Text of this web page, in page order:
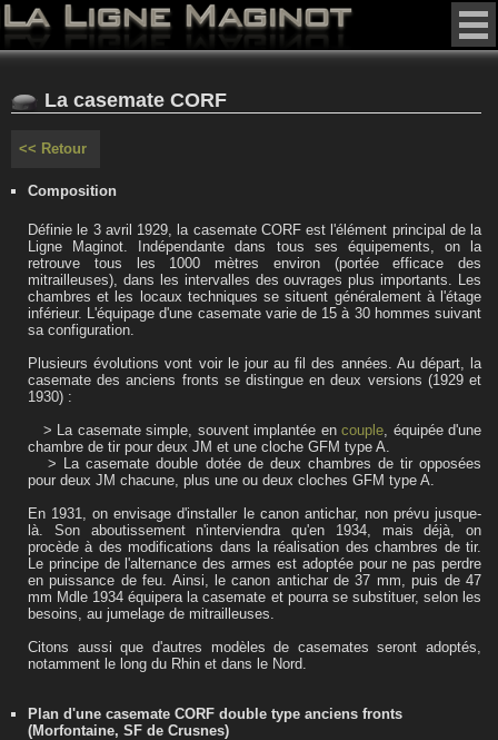
La casemate CORF
<< Retour
Composition
Définie le 3 avril 1929, la casemate CORF est l'élément principal de la
Ligne Maginot. Indépendante dans tous ses équipements, on la
retrouve tous les 1000 mètres environ (portée efficace des
mitrailleuses), dans les intervalles des ouvrages plus importants. Les
chambres et les locaux techniques se situent généralement à l'étage
inférieur. L'équipage d'une casemate varie de 15 à 30 hommes suivant
sa configuration.
Plusieurs évolutions vont voir le jour au fil des années. Au départ, la
casemate des anciens fronts se distingue en deux versions (1929 et
1930) :
> La casemate simple, souvent implantée en couple , équipée d'une
chambre de tir pour deux JM et une cloche GFM type A.
> La casemate double dotée de deux chambres de tir opposées
pour deux JM chacune, plus une ou deux cloches GFM type A.
En 1931, on envisage d'installer le canon antichar, non prévu jusque-
là. Son aboutissement n'interviendra qu'en 1934, mais déjà, on
procède à des modifications dans la réalisation des chambres de tir.
Le principe de l'alternance des armes est adoptée pour ne pas perdre
en puissance de feu. Ainsi, le canon antichar de 37 mm, puis de 47
mm Mdle 1934 équipera la casemate et pourra se substituer, selon les
besoins, au jumelage de mitrailleuses.
Citons aussi que d'autres modèles de casemates seront adoptés,
notamment le long du Rhin et dans le Nord.
Plan d'une casemate CORF double type anciens fronts
(Morfontaine, SF de Crusnes)